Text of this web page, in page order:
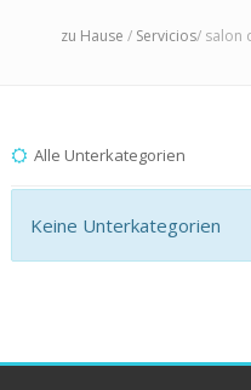
zu Hause / Servicios/ salon
Alle Unterkategorien
Keine Unterkategorien